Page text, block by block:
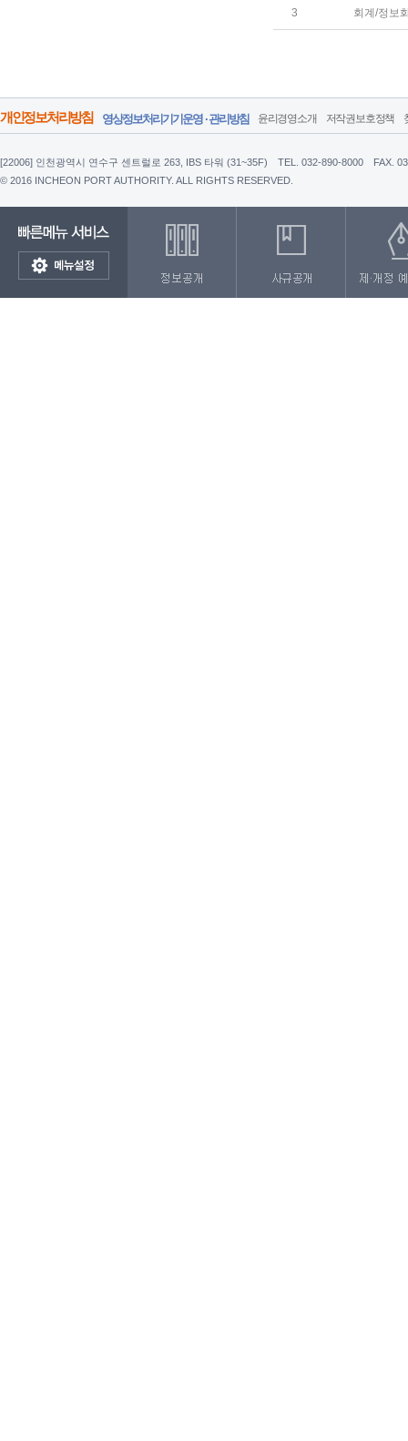
3 회계/정보
개인정보처리방침 영상정보처리기기운영 · 관리방침 윤리경영소개 저작권보호정책
[22006] 인천광역시 연수구 센트럴로 263, IBS 타워 (31~35F) TEL. 032-890-8000
FAX.
© 2016 INCHEON PORT AUTHORITY. ALL RIGHTS RESERVED.